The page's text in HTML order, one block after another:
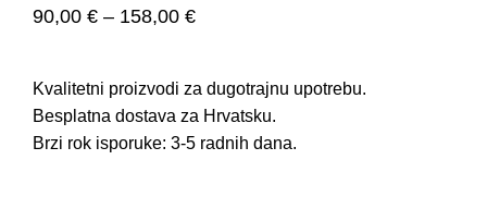
90,00 € – 158,00 €
Kvalitetni proizvodi za dugotrajnu upotrebu.
Besplatna dostava za Hrvatsku.
Brzi rok isporuke: 3-5 radnih dana.